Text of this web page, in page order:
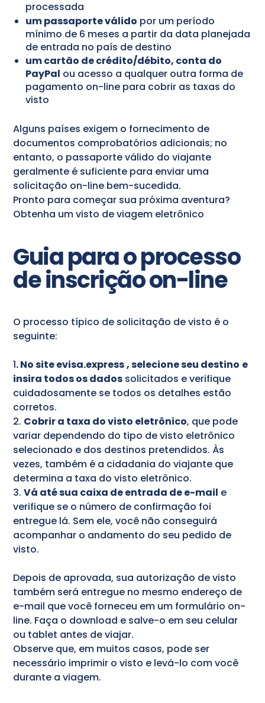
processada
um passaporte válido por um período
mínimo de 6 meses a partir da data planejada
de entrada no país de destino
um cartão de crédito/débito, conta do
PayPal ou acesso a qualquer outra forma de
pagamento on-line para cobrir as taxas do
visto
Alguns países exigem o fornecimento de
documentos comprobatórios adicionais; no
entanto, o passaporte válido do viajante
geralmente é suficiente para enviar uma
solicitação on-line bem-sucedida.
Pronto para começar sua próxima aventura?
Obtenha um visto de viagem eletrônico
Guia para o processo
de inscrição on-line
O processo típico de solicitação de visto é o
seguinte:
1.No site evisa.express, selecione seu destino e
insira todos os dados solicitados e verifique
cuidadosamente se todos os detalhes estão
corretos.
2. Cobrir a taxa do visto eletrônico, que pode
variar dependendo do tipo de visto eletrônico
selecionado e dos destinos pretendidos. Às
vezes, também é a cidadania do viajante que
determina a taxa do visto eletrônico.
3.Vá até sua caixa de entrada de e-mail e
verifique se o número de confirmação foi
entregue lá. Sem ele, você não conseguirá
acompanhar o andamento do seu pedido de
visto.
Depois de aprovada, sua autorização de visto
também será entregue no mesmo endereço de
e-mail que você forneceu em um formulário on-
line. Faça o download e salve-o em seu celular
ou tablet antes de viajar.
Observe que, em muitos casos, pode ser
necessário imprimir o visto e levá-lo com você
durante a viagem.